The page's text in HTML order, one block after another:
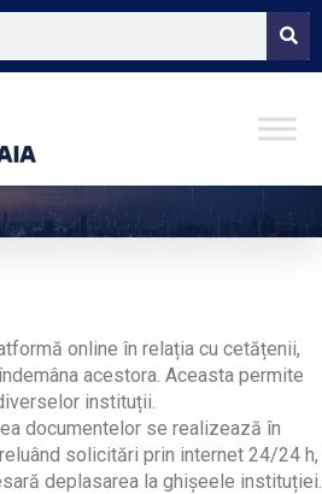
online în relația cu cetățenii,
acestora. Aceasta permite
instituții.
documentelor se realizează în
solicitări prin internet 24/24 h,
deplasarea la ghișeele instituției.